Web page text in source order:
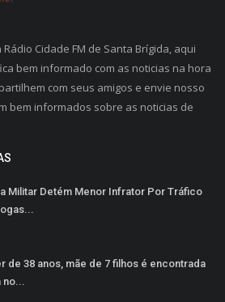
Cidade FM de Santa Brígida, aqui
bem informado com as noticias na hora
com seus amigos e envie nosso
bem informados sobre as noticias de
Militar Detém Menor Infrator Por Tráfico
de 38 anos, mãe de 7 filhos é encontrada